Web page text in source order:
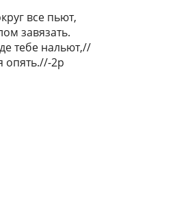
все пьют,
завязать.
тебе нальют,//
опять.//-2р